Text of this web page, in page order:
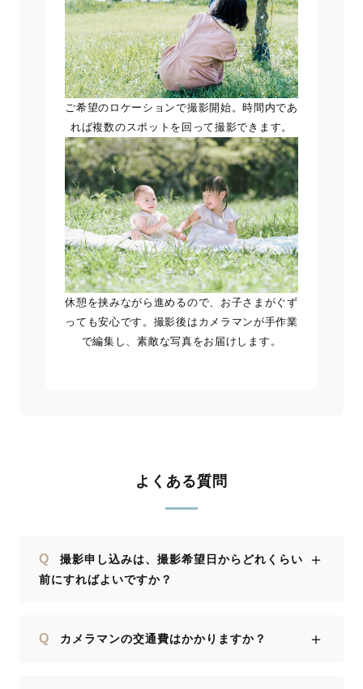
ご希望のロケーションで撮影開始。時間内であ
れば複数のスポットを回って撮影できます。
休憩を挟みながら進めるので、お子さまがぐず
っても安心です。撮影後はカメラマンが手作業
で編集し、素敵な写真をお届けします。
よくある質問
Q
撮影申し込みは、撮影希望日からどれくらい
前にすればよいですか？
＋
Q カメラマンの交通費はかかりますか？ ＋